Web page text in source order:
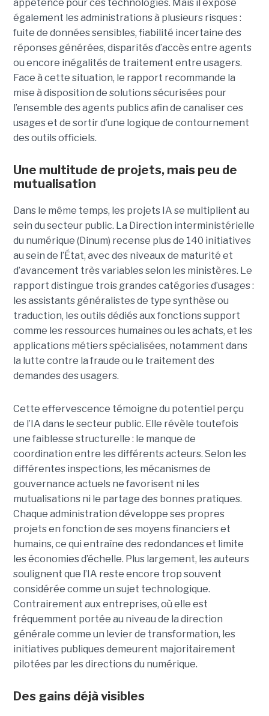
appétence pour ces technologies. Mais il expose
également les administrations à plusieurs risques :
fuite de données sensibles, fiabilité incertaine des
réponses générées, disparités d’accès entre agents
ou encore inégalités de traitement entre usagers.
Face à cette situation, le rapport recommande la
mise à disposition de solutions sécurisées pour
l’ensemble des agents publics afin de canaliser ces
usages et de sortir d’une logique de contournement
des outils officiels.
Une multitude de projets, mais peu de
mutualisation
Dans le même temps, les projets IA se multiplient au
sein du secteur public. La Direction interministérielle
du numérique (Dinum) recense plus de 140 initiatives
au sein de l’État, avec des niveaux de maturité et
d’avancement très variables selon les ministères. Le
rapport distingue trois grandes catégories d’usages :
les assistants généralistes de type synthèse ou
traduction, les outils dédiés aux fonctions support
comme les ressources humaines ou les achats, et les
applications métiers spécialisées, notamment dans
la lutte contre la fraude ou le traitement des
demandes des usagers.
Cette effervescence témoigne du potentiel perçu
de l’IA dans le secteur public. Elle révèle toutefois
une faiblesse structurelle : le manque de
coordination entre les différents acteurs. Selon les
différentes inspections, les mécanismes de
gouvernance actuels ne favorisent ni les
mutualisations ni le partage des bonnes pratiques.
Chaque administration développe ses propres
projets en fonction de ses moyens financiers et
humains, ce qui entraîne des redondances et limite
les économies d’échelle. Plus largement, les auteurs
soulignent que l’IA reste encore trop souvent
considérée comme un sujet technologique.
Contrairement aux entreprises, où elle est
fréquemment portée au niveau de la direction
générale comme un levier de transformation, les
initiatives publiques demeurent majoritairement
pilotées par les directions du numérique.
Des gains déjà visibles